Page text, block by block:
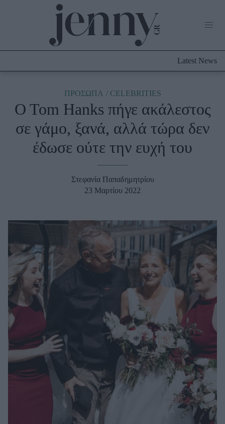
Culture
Fashion
Shopping
Styling Tips
Beauty - Ομορφιά
Μαλλιά - Νύχια
Beauty News
Well being
Ψυχολογία
Υγεία + Διατροφή
Σχέσεις & Σεξ
Woman Power
Latest News
ΠΡΟΣΩΠΑ CELEBRITIES
O Tom Hanks πήγε ακάλεστος
σε γάμο, ξανά, αλλά τώρα δεν
έδωσε ούτε την ευχή του
Στεφανία Παπαδημητρίου
23 Μαρτίου 2022